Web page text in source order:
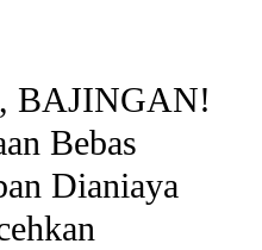
BAJINGAN!
Bebas
Dianiaya